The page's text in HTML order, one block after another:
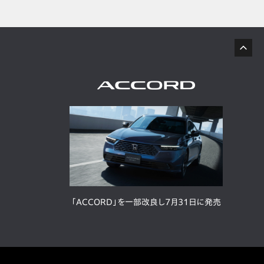
「ACCORD」を一部改良し7月31日に発売